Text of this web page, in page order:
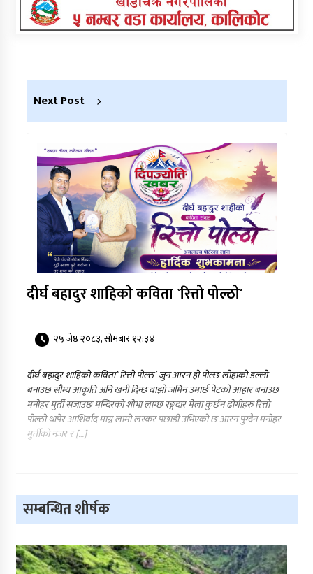
Next Post
दीर्घ बहादुर शाहिको कविता `रित्तो पोल्ठो´
२५ जेष्ठ २०८३, सोमबार १२:३४
दीर्घ बहादुर शाहिको कविता` रित्तो पोल्ठ´ जुन आरन हो पोल्छ लोहाको डल्लो
बनाउछ सौम्य आकृति अनि खनी दिन्छ बाझो जमिन उमार्छ पेटको आहार बनाउछ
मनोहर मुर्ती सजाउछ मन्दिरको शोभा लाग्छ रङ्गदार मेला कुर्छन ढोगीहरु रित्तो
पोल्ठो थापेर आशिर्वाद माग्न लामो लस्कर पछाडी उभिएको छ आरन पुग्दैन मनोहर
मुर्तीको नजर र […]
सम्बन्धित शीर्षक